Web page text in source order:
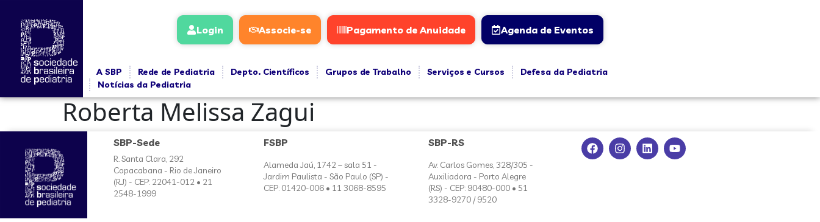
Login Associe-se Pagamento de Anuidade Agenda de Eventos
A SBP Rede de Pediatria Depto. Científicos Grupos de Trabalho Serviços e Cursos
Defesa da Pediatria
Notícias da Pediatria
Roberta Melissa Zagui
SBP-Sede
R. Santa Clara, 292
Copacabana - Rio de Janeiro
(RJ) - CEP: 22041-012 • 21
2548-1999
FSBP
Alameda Jaú, 1742 – sala 51 -
Jardim Paulista - São Paulo (SP) -
CEP: 01420-006 • 11 3068-8595
SBP-RS
Av. Carlos Gomes, 328/305 -
Auxiliadora - Porto Alegre
(RS) - CEP: 90480-000 • 51
3328-9270 / 9520